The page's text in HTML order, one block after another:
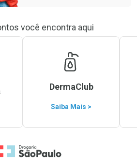
você encontra aqui
DermaClub
Saiba Mais >
para a Home